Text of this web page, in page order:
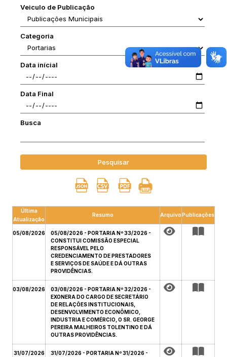
Veiculo de Publicação
Categoria
Data inícial
Data Final
Busca
Pesquisar
Última
Atualização
Resumo ArquivoPublicações
05/08/2026
05/08/2026 - PORTARIA Nº 33/2026 -
CONSTITUI COMISSÃO ESPECIAL
RESPONSÁVEL PELO
CREDENCIAMENTO DE PRESTADORES
E SERVIÇOS DE SAÚDE E DÁ OUTRAS
PROVIDÊNCIAS.
03/08/2026
03/08/2026 - PORTARIA Nº 32/2026 -
EXONERA DO CARGO DE SECRETÁRIO
DE RELAÇÕES INSTITUCIONAIS,
DESENVOLVIMENTO ECONÔMICO,
INDUSTRIA E COMÉRCIO, O SR. GEORGE
PEREIRA MALHEIROS TOLENTINO E DÁ
OUTRAS PROVIDÊNCIAS.
31/07/2026
31/07/2026 - PORTARIA Nº 31/2026 -